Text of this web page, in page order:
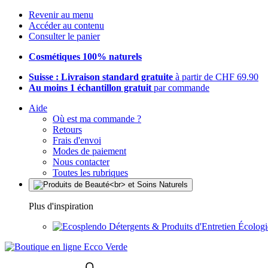
Revenir au menu
Accéder au contenu
Consulter le panier
Cosmétiques 100% naturels
Suisse : Livraison standard gratuite à partir de CHF 69.90
Au moins 1 échantillon gratuit par commande
Aide
Où est ma commande ?
Retours
Frais d'envoi
Modes de paiement
Nous contacter
Toutes les rubriques
Plus d'inspiration
Détergents & Produits d'Entretien